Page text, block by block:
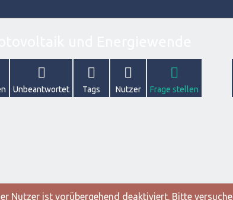
Unbeantwortet Tags Nutzer Frage stellen
Nutzer ist vorübergehend deaktiviert. Bitte